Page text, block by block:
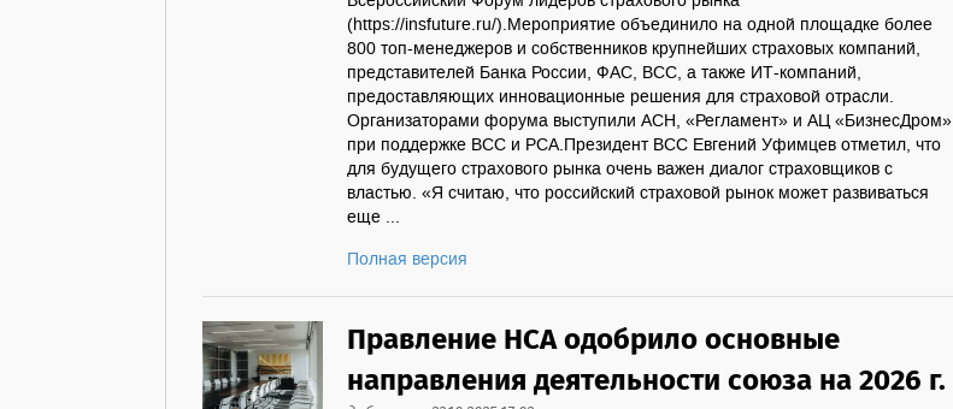
(https://insfuture.ru/).Мероприятие объединило на одной площадке более
800 топ-менеджеров и собственников крупнейших страховых компаний,
представителей Банка России, ФАС, ВСС, а также ИТ-компаний,
предоставляющих инновационные решения для страховой отрасли.
Организаторами форума выступили АСН, «Регламент» и АЦ «БизнесДром»
при поддержке ВСС и РСА.Президент ВСС Евгений Уфимцев отметил, что
для будущего страхового рынка очень важен диалог страховщиков с
властью. «Я считаю, что российский страховой рынок может развиваться
еще ...
Полная версия
Правление НСА одобрило основные
направления деятельности союза на 2026 г.